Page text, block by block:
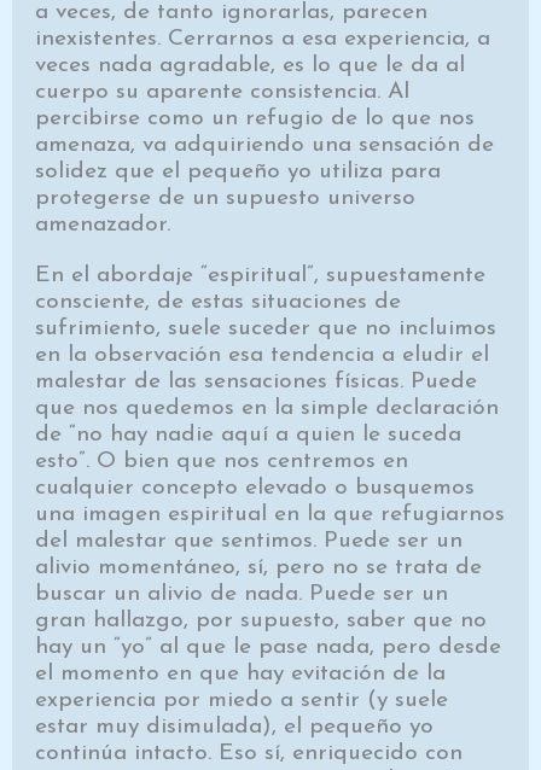
a veces, de tanto ignorarlas, parecen
inexistentes. Cerrarnos a esa experiencia, a
veces nada agradable, es lo que le da al
cuerpo su aparente consistencia. Al
percibirse como un refugio de lo que nos
amenaza, va adquiriendo una sensación de
solidez que el pequeño yo utiliza para
protegerse de un supuesto universo
amenazador.
En el abordaje “espiritual”, supuestamente
consciente, de estas situaciones de
sufrimiento, suele suceder que no incluimos
en la observación esa tendencia a eludir el
malestar de las sensaciones físicas. Puede
que nos quedemos en la simple declaración
de “no hay nadie aquí a quien le suceda
esto”. O bien que nos centremos en
cualquier concepto elevado o busquemos
una imagen espiritual en la que refugiarnos
del malestar que sentimos. Puede ser un
alivio momentáneo, sí, pero no se trata de
buscar un alivio de nada. Puede ser un
gran hallazgo, por supuesto, saber que no
hay un “yo” al que le pase nada, pero desde
el momento en que hay evitación de la
experiencia por miedo a sentir (y suele
estar muy disimulada), el pequeño yo
continúa intacto. Eso sí, enriquecido con